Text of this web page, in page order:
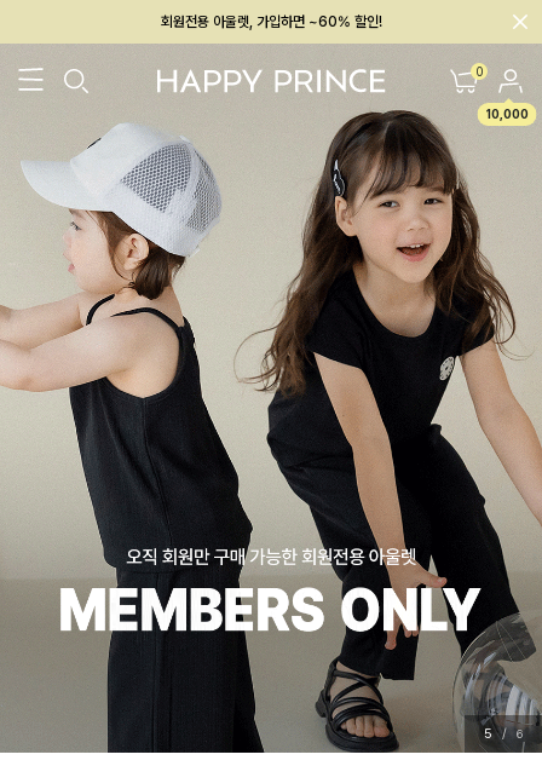
회원전용 아울렛, 가입하면 ~60% 할인!
멤버십 최대 28,000원 혜택 0
10,000
26SS 신상 BEST BABY[6~12M] 아우터/상의 하의/레깅스
5 / 6